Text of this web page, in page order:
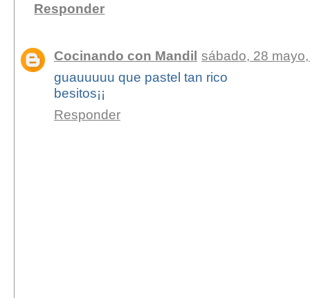
Responder
Cocinando con Mandil sábado, 28
guauuuuu que pastel tan rico
besitos¡¡
Responder